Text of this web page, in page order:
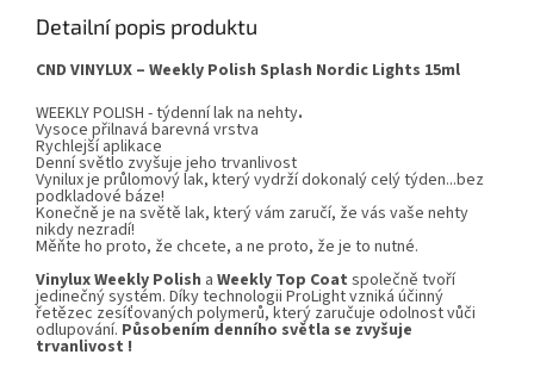
Detailní popis produktu
CND VINYLUX – Weekly Polish Splash Nordic Lights 15ml
WEEKLY POLISH - týdenní lak na nehty.
Vysoce přilnavá barevná vrstva
Rychlejší aplikace
Denní světlo zvyšuje jeho trvanlivost
Vyniluxje průlomový lak, který vydrží dokonalý celý týden...bez
podkladové báze!
Konečně je na světě lak, který vám zaručí, že vás vaše nehty
nikdy nezradí!
Měňte ho proto, že chcete, a ne proto, že je to nutné.
VinyluxWeekly Polish a Weekly Top Coat společně tvoří
jedinečný systém. Díky technologii ProLight vzniká účinný
řetězec zesíťovaných polymerů, který zaručuje odolnost vůči
odlupování. Působením denního světla se zvyšuje
trvanlivost !